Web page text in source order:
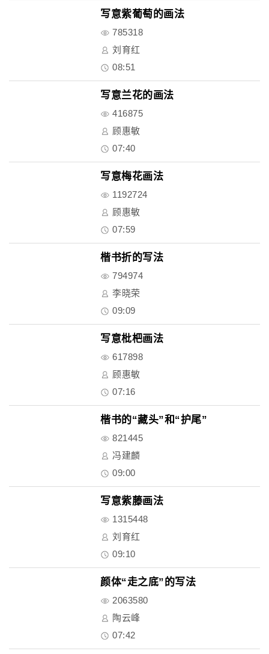
写意紫葡萄的画法
785318
刘育红
08:51
写意兰花的画法
416875
顾惠敏
07:40
写意梅花画法
1192724
顾惠敏
07:59
楷书折的写法
794974
李晓荣
09:09
写意枇杷画法
617898
顾惠敏
07:16
楷书的“藏头”和“护尾”
821445
冯建麟
09:00
写意紫藤画法
1315448
刘育红
09:10
颜体“走之底”的写法
2063580
陶云峰
07:42